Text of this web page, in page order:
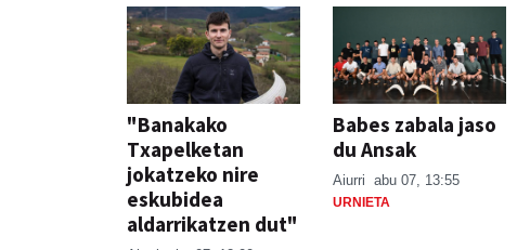
"Banakako
Txapelketan
jokatzeko nire
eskubidea
aldarrikatzen dut"
Babes zabala jaso
du Ansak
Aiurri abu 07, 13:55
URNIETA